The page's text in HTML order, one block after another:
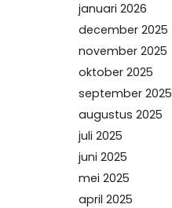
januari 2026
december 2025
november 2025
oktober 2025
september 2025
augustus 2025
juli 2025
juni 2025
mei 2025
april 2025